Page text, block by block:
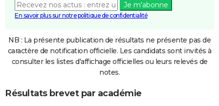
Je m'abonne
En savoir plus sur notre politique de confidentialité
NB : La présente publication de résultats ne présente pas de
caractère de notification officielle. Les candidats sont invités à
consulter les listes d'affichage officielles ou leurs relevés de
notes.
Résultats brevet par académie